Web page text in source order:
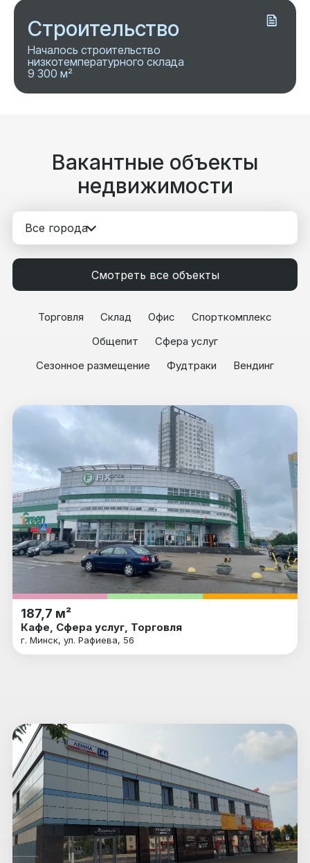
Строительство
Началось строительство
низкотемпературного склада
9 300 м²
Вакантные объекты
недвижимости
Все города
Смотреть все объекты
Торговля Склад Офис
Спорткомплекс
Общепит
Сфера услуг
Сезонное размещение
Фудтраки Вендинг
187,7 м²
Кафе, Сфера услуг, Торговля
г. Минск, ул. Рафиева, 56